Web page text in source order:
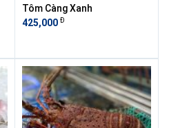
Tôm Càng Xanh
425,000 Đ